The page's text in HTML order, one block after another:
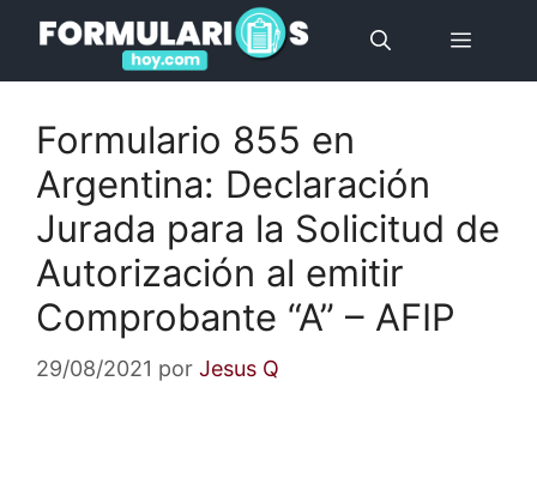
contenido
Menú
Formulario 855 en
Argentina: Declaración
Jurada para la Solicitud de
Autorización al emitir
Comprobante “A” – AFIP
29/08/2021 por Jesus Q